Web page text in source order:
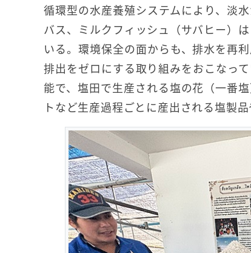
循環型の水産養殖システムにより、淡
バス、ミルクフィッシュ（サバヒー）
いる。環境保全の面からも、排水を再
排出をゼロにする取り組みをおこなっ
能で、塩田で生産される塩の花（一番
トなど生産過程ごとに産出される塩製